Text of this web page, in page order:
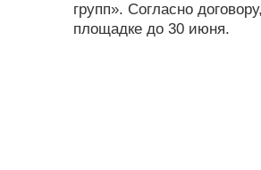
групп». Согласно
площадке до 30 июня.